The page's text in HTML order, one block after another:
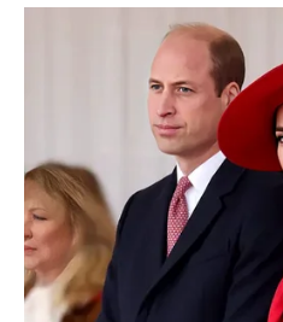
JARAC
Karmička poruka
Poštenje koje ste birali čak i
rezultate.
Nagrada
Stabilnost i sigurnost.